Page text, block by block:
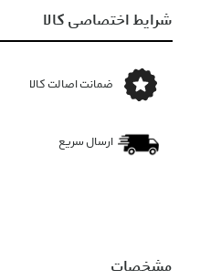
شرایط اختصاصی کالا
ضمانت اصالت کالا
ارسال سریع
مشخصات